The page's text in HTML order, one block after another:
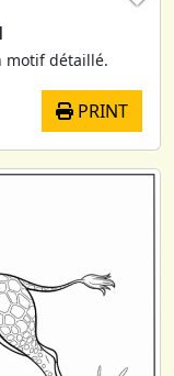
motif détaillé.
PRINT